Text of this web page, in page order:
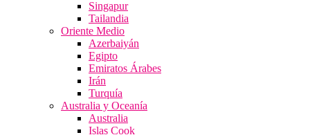
Singapur
Tailandia
Oriente Medio
Azerbaiyán
Egipto
Emiratos Árabes
Irán
Turquía
Australia y Oceanía
Australia
Islas Cook